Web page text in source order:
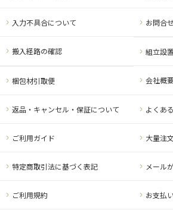
組立設
ご利用ガイド
ご利用規約
会社概
大量注
お支払
よくあ
特定商取引法に基づく表記
梱包材引取便
メール
返品・キャンセル・保証について
入力不具合について お問合
搬入経路の確認